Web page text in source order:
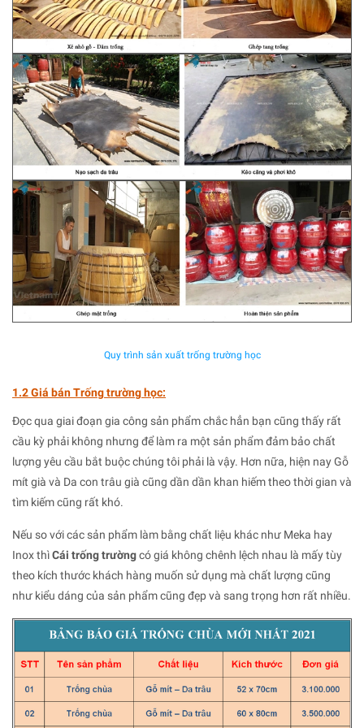
Quy trình sản xuất trống trường học
1.2 Giá bán Trống trường học:
Đọc qua giai đoạn gia công sản phẩm chắc hẳn bạn cũng thấy rất
cầu kỳ phải không nhưng để làm ra một sản phẩm đảm bảo chất
lượng yêu cầu bắt buộc chúng tôi phải là vậy. Hơn nữa, hiện nay Gỗ
mít già và Da con trâu già cũng dần dần khan hiếm theo thời gian và
tìm kiếm cũng rất khó.
Nếu so với các sản phẩm làm bằng chất liệu khác như Meka hay
Inox thìCái trống trườngcó giá không chênh lệch nhau là mấy tùy
theo kích thước khách hàng muốn sử dụng mà chất lượng cũng
như kiểu dáng của sản phẩm cũng đẹp và sang trọng hơn rất nhiều.